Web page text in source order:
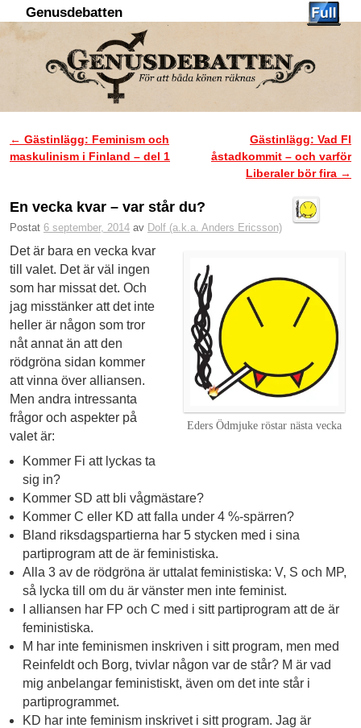
Genusdebatten
Inläggsnavigering
← Gästinlägg: Feminism och
maskulinism i Finland – del 1
Gästinlägg: Vad FI
åstadkommit – och varför
Liberaler bör fira →
En vecka kvar – var står du?
Postat 6 september, 2014 av Dolf (a.k.a. Anders Ericsson)
Eders Ödmjuke röstar nästa vecka
Det är bara en vecka kvar
till valet. Det är väl ingen
som har missat det. Och
jag misstänker att det inte
heller är någon som tror
nåt annat än att den
rödgröna sidan kommer
att vinna över alliansen.
Men andra intressanta
frågor och aspekter på
valet är:
Kommer Fi att lyckas ta
sig in?
Kommer SD att bli vågmästare?
Kommer C eller KD att falla under 4 %‑spärren?
Bland riksdagspartierna har 5 stycken med i sina
partiprogram att de är feministiska.
Alla 3 av de rödgröna är uttalat feministiska: V, S och MP,
så lycka till om du är vänster men inte feminist.
I alliansen har FP och C med i sitt partiprogram att de är
feministiska.
M har inte feminismen inskriven i sitt program, men med
Reinfeldt och Borg, tvivlar någon var de står? M är vad
mig anbelangar feministiskt, även om det inte står i
partiprogrammet.
KD har inte feminism inskrivet i sitt program. Jag är